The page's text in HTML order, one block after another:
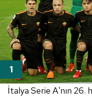
İtalya Serie A'nın 26.